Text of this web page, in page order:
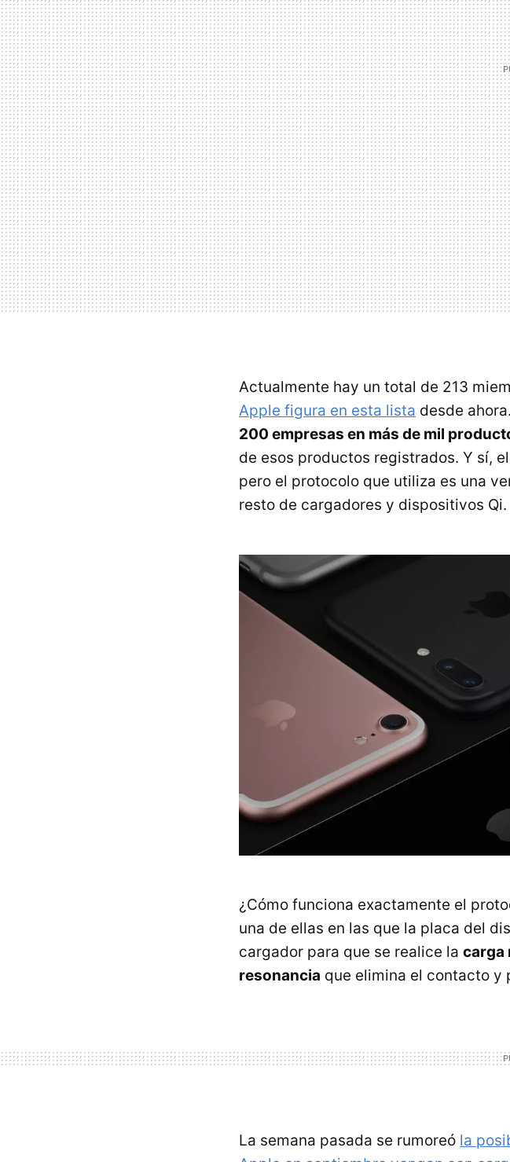
Actualmente hay un total de 213
Apple figura en esta lista desde
200 empresas en más de mil
de esos productos registrados. Y sí,
pero el protocolo que utiliza es una
resto de cargadores y dispositivos Qi.
¿Cómo funciona exactamente el
una de ellas en las que la placa del
cargador para que se realice la carga
resonancia que elimina el contacto y
La semana pasada se rumoreó la